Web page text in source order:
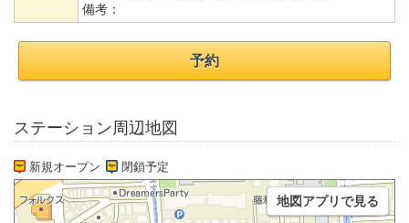
備考：
予約
ステーション周辺地図
新規オープン 閉鎖予定
地図アプリで見る